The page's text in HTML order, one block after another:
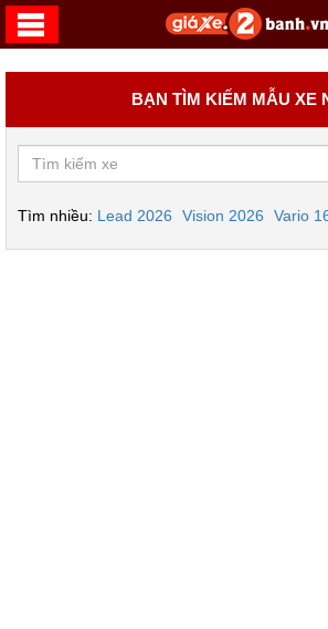
BẠN TÌM KIẾM MẪU XE
Tìm nhiều: Lead 2026 Vision 2026 Vario